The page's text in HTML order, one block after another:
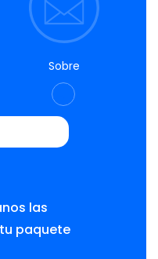
Sobre
las
paquete